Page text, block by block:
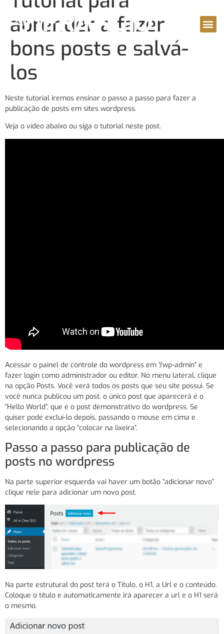
aprender a fazer
bons posts e salvá-
los
Neste tutorial iremos ensinar o passo a passo para fazer a
publicação de posts em sites wordpress.
Veja o vídeo abaixo ou siga o tutorial neste post.
Acessar o painel de controle do wordpress em “/wp-admin” e
fazer login como administrador ou editor. No menu lateral, clique
na opção Posts. Você verá todos os posts que seu site possui. Se
você nunca publicou um post, o único post que aparecerá é o
“Hello World“, que é o post demonstrativo do wordpress. Se
quiser pode excluí-lo depois, passando o mouse em cima e
selecionando a opção “colocar na lixeira”.
Passo a passo para publicação de
posts no wordpress
Na parte superior esquerda vai haver um botão “adicionar novo”
clique nele para adicionar um novo post.
Na parte estrutural do post terá o Título, o H1, a Url e o conteúdo.
Coloque o título e automaticamente irá aparecer a url e o H1 será
o mesmo.